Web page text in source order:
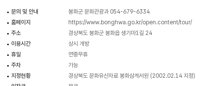
대문채를 두고 위치하고 있다. 동재 전면 우측에는 1906년 사림에서 세웠다는
신도비와 비각이 자리하고 있으며 서원 좌측에 관리사가 있다. 봉화 삼계서원은
정연한 전학후묘의 배치법을 지니고 있으며 공간의 위계성이 돋보인다.
관물루와 사당은 복원된 건물로 당시의 모습은 지니지 못하고 있으나 동재와
서재에서 당시의 모습을 부분적이나마 찾을 수 있다. 또한 닭실마을과 연계되는
삼계서원의 위치와 충재선생의 인물사적 측면과 더불어 고려할 때 가치 있는
자료로 평가된다.
문의 및 안내
봉화군 문화관광과 054-679-6334
홈페이지
https://www.bonghwa.go.kr/open.content/tour/
주소
경상북도 봉화군 봉화읍 생기마1길 24
이용시간
상시 개방
휴일
연중무휴
주차
가능
지정현황
경상북도 문화유산자료 봉화삼계서원 (2002.02.14 지정)